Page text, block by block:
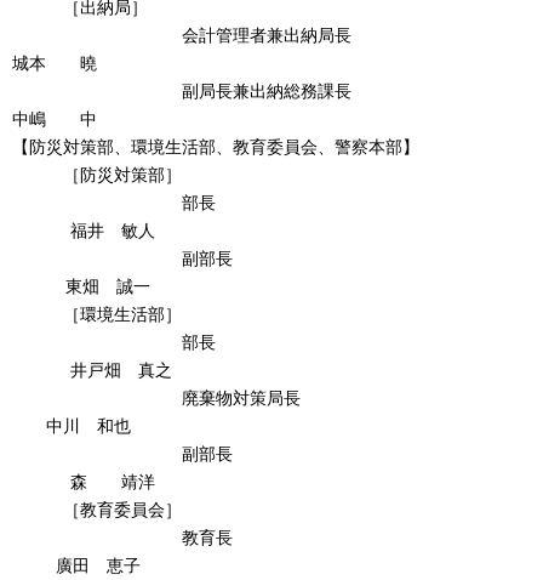
［出納局］
会計管理者兼出納局長
城本 曉
副局長兼出納総務課長
中嶋 中
【防災対策部、環境生活部、教育委員会、警察本部】
［防災対策部］
部長
福井 敏人
副部長
東畑 誠一
［環境生活部］
部長
井戸畑 真之
廃棄物対策局長
中川 和也
副部長
森 靖洋
［教育委員会］
教育長
廣田 恵子